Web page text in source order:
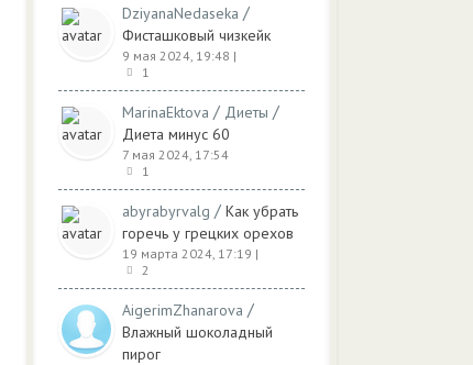
DziyanaNedaseka /
Фисташковый чизкейк
9 мая 2024, 19:48 |
1
MarinaEktova / Диеты /
Диета минус 60
7 мая 2024, 17:54
1
abyrabyrvalg / Как убрать
горечь у грецких орехов
19 марта 2024, 17:19 |
2
AigerimZhanarova /
Влажный шоколадный
пирог